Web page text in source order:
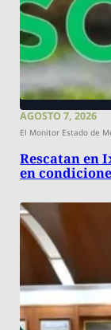
AGOSTO 7, 2026
El Monitor Estado de
Rescatan en
en